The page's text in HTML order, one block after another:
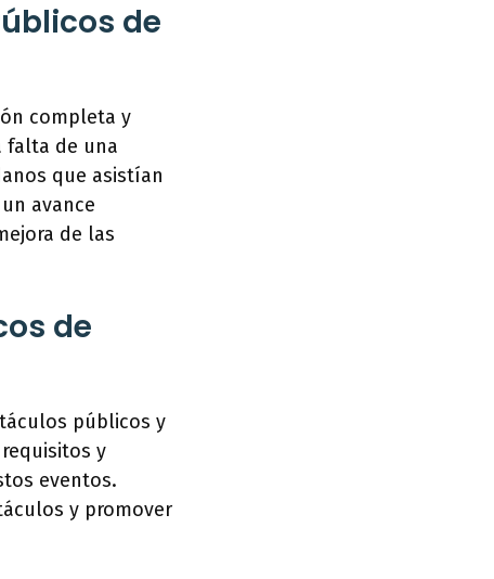
de
completa y
falta de una
que asistían
avance
de las
de
públicos y
y
eventos.
y promover